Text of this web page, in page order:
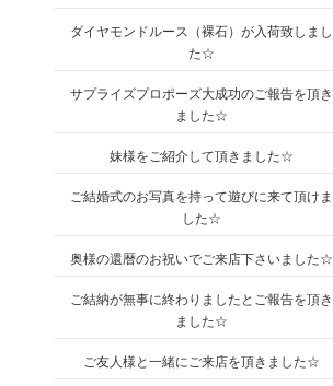
ダイヤモンドルース（裸石）が入荷致しまし
た☆
サプライズプロポーズ大成功のご報告を頂き
ました☆
妹様をご紹介して頂きました☆
ご結婚式のお写真を持って遊びに来て頂けま
した☆
奥様の還暦のお祝いでご来店下さいました☆
ご結納が無事に終わりましたとご報告を頂き
ました☆
ご友人様と一緒にご来店を頂きました☆